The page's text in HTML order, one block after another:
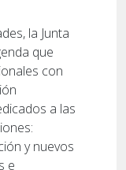
la Junta
que
con
a las
y nuevos
e